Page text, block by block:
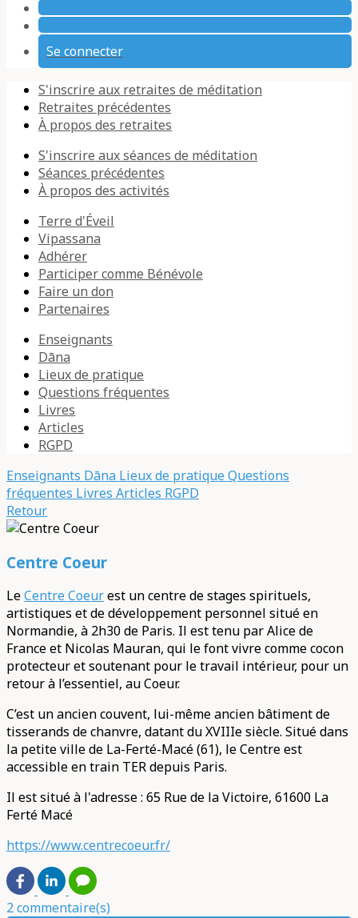
Se connecter
S'inscrire aux retraites de méditation
Retraites précédentes
À propos des retraites
S'inscrire aux séances de méditation
Séances précédentes
À propos des activités
Terre d'Éveil
Vipassana
Adhérer
Participer comme Bénévole
Faire un don
Partenaires
Enseignants
Dāna
Lieux de pratique
Questions fréquentes
Livres
Articles
RGPD
Enseignants Dāna Lieux de pratiqueQuestions
fréquentes Livres Articles RGPD
Retour
Centre Coeur
LeCentre Coeurest un centre de stages spirituels,
artistiques et de développement personnel situé en
Normandie, à 2h30 de Paris. Il est tenu par Alice de
France et Nicolas Mauran, qui le font vivre comme cocon
protecteur et soutenant pour le travail intérieur, pour un
retour à l’essentiel, au Coeur.
C’est un ancien couvent, lui-même ancien bâtiment de
tisserands de chanvre, datant du XVIIIe siècle. Situé dans
la petite ville de La-Ferté-Macé (61), le Centre est
accessible en train TER depuis Paris.
Il est situé à l'adresse : 65 Rue de la Victoire, 61600 La
Ferté Macé
https://www.centrecoeur.fr/
2 commentaire(s)